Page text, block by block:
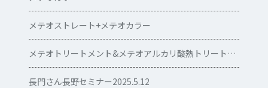
メテオストレート+メテオカラー
メテオトリートメント&メテオアルカリ酸熱トリートメント
長門さん長野セミナー2025.5.12